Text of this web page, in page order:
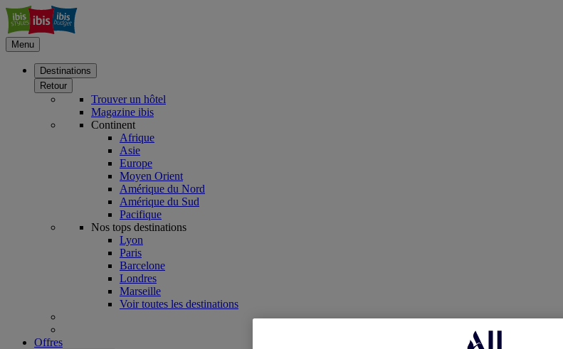
Menu
Destinations
Retour
Trouver un hôtel
Magazine ibis
Continent
Afrique
Asie
Europe
Moyen Orient
Amérique du Nord
Amérique du Sud
Pacifique
Nos tops destinations
Lyon
Paris
Barcelone
Londres
Marseille
Voir toutes les destinations
Offres